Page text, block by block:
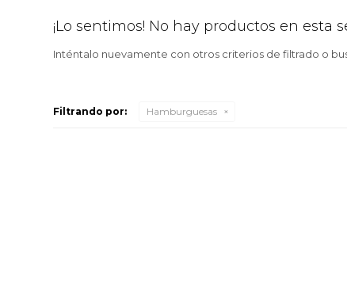
¡Lo sentimos! No hay productos en esta
Inténtalo nuevamente con otros criterios de filtrado o
Filtrando por: Hamburguesas